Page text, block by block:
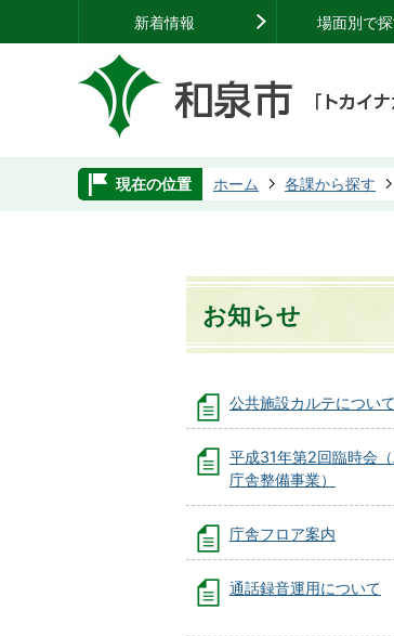
新着情報 場面別で
現在の位置 ホーム 各課から探す
お知らせ
公共施設カルテについて
平成31年第2回臨時会
庁舎整備事業）
庁舎フロア案内
通話録音運用について